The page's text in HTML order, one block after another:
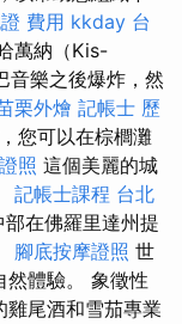
費用 kkday 台
萬納（Kis-
音樂之後爆炸，然
栗外燴 記帳士 歷
您可以在棕櫚灘
照 這個美麗的城
記帳士課程 台北
在佛羅里達州提
腳底按摩證照 世
然體驗。 象徵性
雞尾酒和雪茄專業